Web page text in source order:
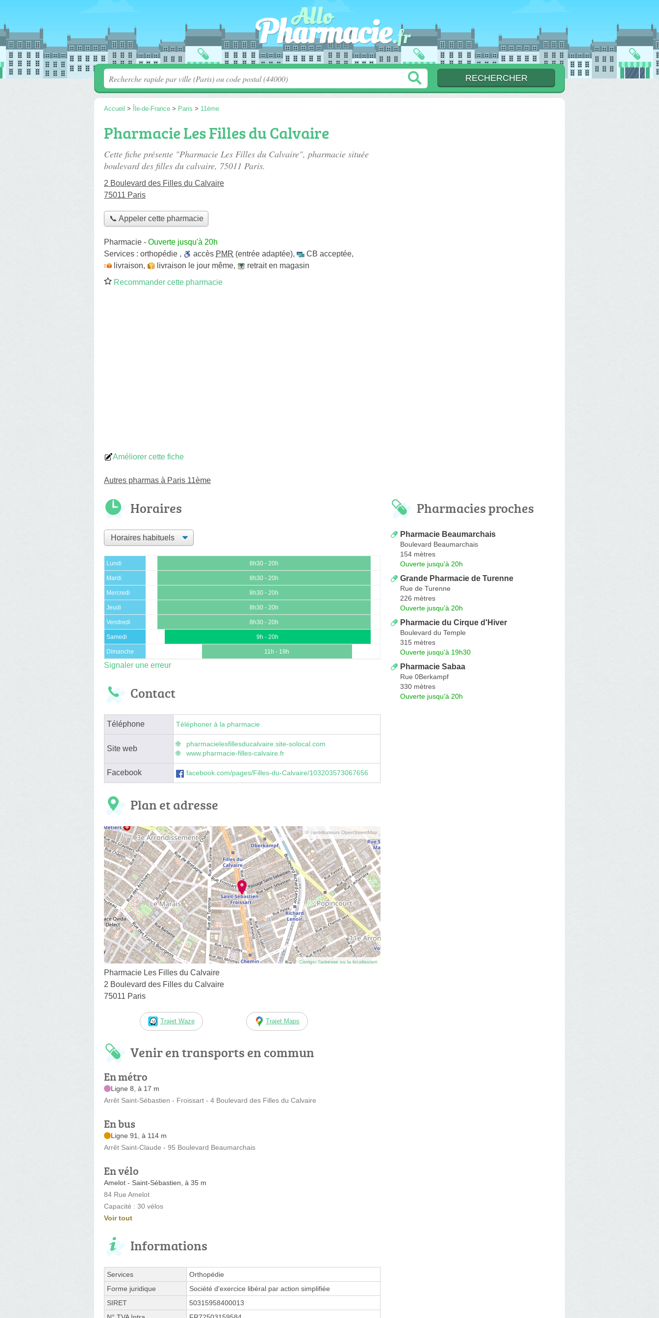
Accueil > Île-de-France > Paris > 11ème
Pharmacie Les Filles du Calvaire
Cette fiche présente "Pharmacie Les Filles du Calvaire", pharmacie située
boulevard des filles du calvaire, 75011 Paris.
2 Boulevard des Filles du Calvaire
75011 Paris
📞 Appeler cette pharmacie
Pharmacie - Ouverte jusqu'à 20h
Services : orthopédie , accès PMR (entrée adaptée), CB acceptée,
livraison, livraison le jour même,
retrait en magasin
Recommander cette pharmacie
Améliorer cette fiche
Autres pharmas à Paris 11ème
Horaires
Lundi 8h30 - 20h
Mardi 8h30 - 20h
Mercredi 8h30 - 20h
Jeudi 8h30 - 20h
Vendredi 8h30 - 20h
Samedi 9h - 20h
Dimanche 11h - 19h
Signaler une erreur
Contact
Téléphone Téléphoner à la pharmacie
Site web
pharmacielesfillesducalvaire.site-solocal.com
www.pharmacie-filles-calvaire.fr
Facebook facebook.com/pages/Filles-du-Calvaire/103203573067656
Plan et adresse
© contributeurs OpenStreetMap
Corriger l’adresse ou la localisation
Pharmacie Les Filles du Calvaire
2 Boulevard des Filles du Calvaire
75011 Paris
Trajet Waze Trajet Maps
Venir en transports en commun
En métro
Ligne 8, à 17 m
Arrêt Saint-Sébastien - Froissart - 4 Boulevard des Filles du Calvaire
En bus
Ligne 91, à 114 m
Arrêt Saint-Claude - 95 Boulevard Beaumarchais
En vélo
Amelot - Saint-Sébastien, à 35 m
84 Rue Amelot
Capacité : 30 vélos
Voir tout
Informations
Services
Orthopédie
Forme juridique
Société d'exercice libéral par action simplifiée
SIRET
50315958400013
Pharmacies proches
Pharmacie Beaumarchais
Boulevard Beaumarchais
154 mètres
Ouverte jusqu'à 20h
Grande Pharmacie de Turenne
Rue de Turenne
226 mètres
Ouverte jusqu'à 20h
Pharmacie du Cirque d'Hiver
Boulevard du Temple
315 mètres
Ouverte jusqu'à 19h30
Pharmacie Sabaa
Rue 0Berkampf
330 mètres
Ouverte jusqu'à 20h